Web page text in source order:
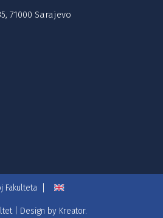
71000 Sarajevo
Fakulteta
| Design by Kreator.